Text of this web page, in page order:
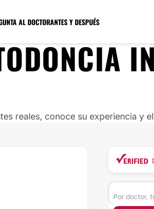
AL DOCTORANTES Y DESPUÉS
reales, conoce su experiencia y